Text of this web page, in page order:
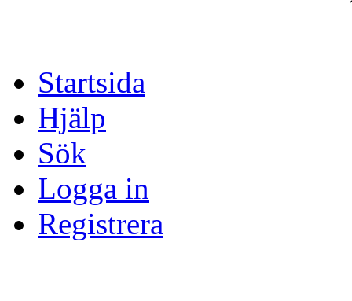
Startsida
Hjälp
Sök
Logga in
Registrera